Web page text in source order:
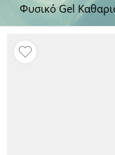
Φυσικό Gel